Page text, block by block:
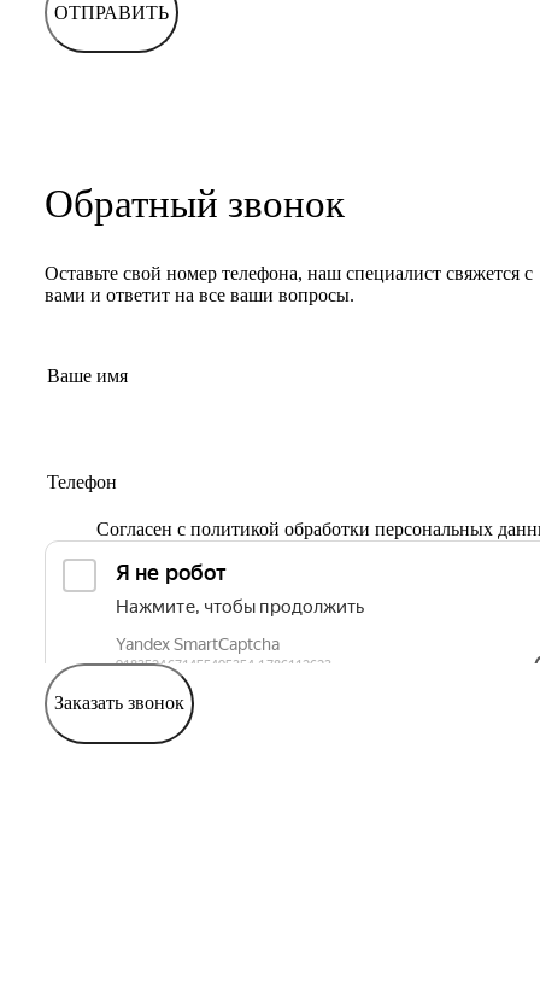
ОТПРАВИТЬ
Обратный звонок
Оставьте свой номер телефона, наш специалист свяжется с
вами и ответит на все ваши вопросы.
Согласен с политикой обработки персональных
Заказать звонок